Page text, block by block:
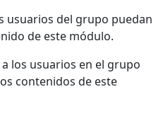
usuarios del grupo puedan
de este módulo.
los usuarios en el grupo
contenidos de este